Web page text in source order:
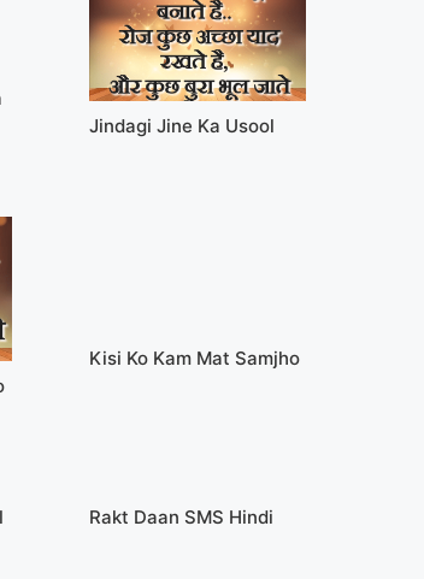
Jindagi Jine Ka Usool
Kisi Ko Kam Mat Samjho
Rakt Daan SMS Hindi